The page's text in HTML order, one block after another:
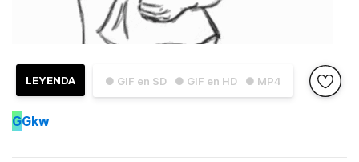
● GIF en SD ● GIF en HD ● MP4
LEYENDA
GGkw